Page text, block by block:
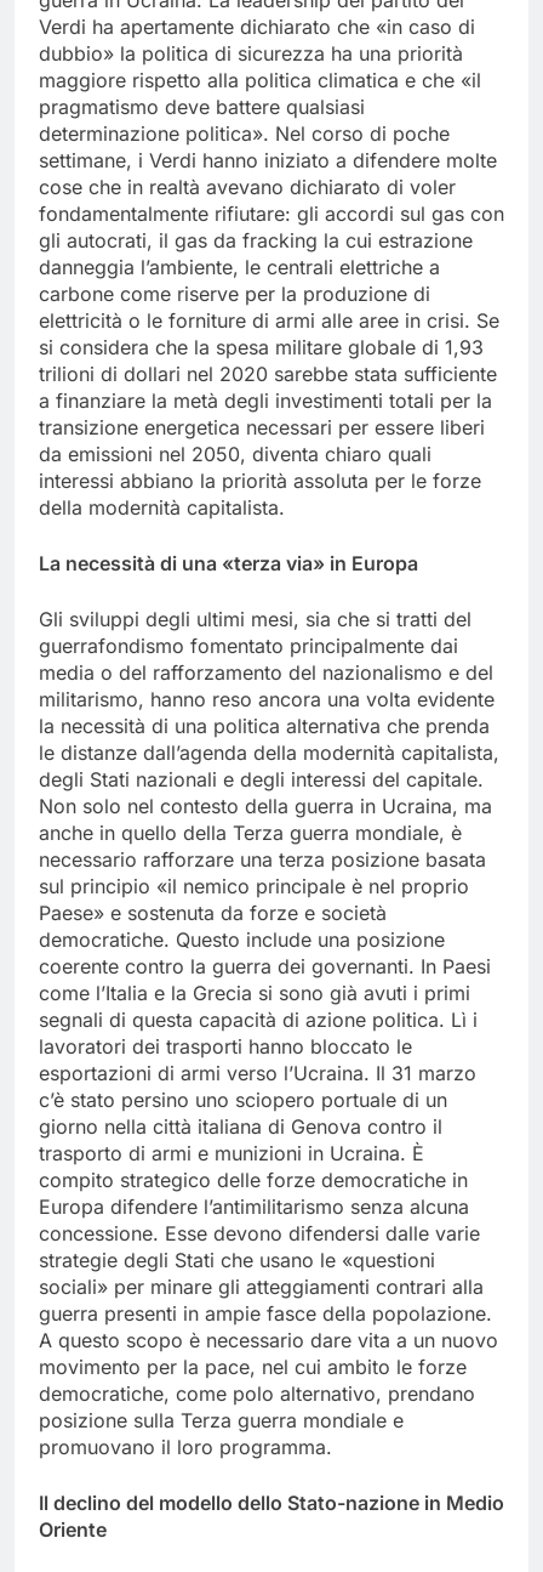
Verdi ha apertamente dichiarato che «in caso di
dubbio» la politica di sicurezza ha una priorità
maggiore rispetto alla politica climatica e che «il
pragmatismo deve battere qualsiasi
determinazione politica». Nel corso di poche
settimane, i Verdi hanno iniziato a difendere molte
cose che in realtà avevano dichiarato di voler
fondamentalmente rifiutare: gli accordi sul gas con
gli autocrati, il gas da fracking la cui estrazione
danneggia l’ambiente, le centrali elettriche a
carbone come riserve per la produzione di
elettricità o le forniture di armi alle aree in crisi. Se
si considera che la spesa militare globale di 1,93
trilioni di dollari nel 2020 sarebbe stata sufficiente
a finanziare la metà degli investimenti totali per la
transizione energetica necessari per essere liberi
da emissioni nel 2050, diventa chiaro quali
interessi abbiano la priorità assoluta per le forze
della modernità capitalista.
La necessità di una «terza via» in Europa
Gli sviluppi degli ultimi mesi, sia che si tratti del
guerrafondismo fomentato principalmente dai
media o del rafforzamento del nazionalismo e del
militarismo, hanno reso ancora una volta evidente
la necessità di una politica alternativa che prenda
le distanze dall’agenda della modernità capitalista,
degli Stati nazionali e degli interessi del capitale.
Non solo nel contesto della guerra in Ucraina, ma
anche in quello della Terza guerra mondiale, è
necessario rafforzare una terza posizione basata
sul principio «il nemico principale è nel proprio
Paese» e sostenuta da forze e società
democratiche. Questo include una posizione
coerente contro la guerra dei governanti. In Paesi
come l’Italia e la Grecia si sono già avuti i primi
segnali di questa capacità di azione politica. Lì i
lavoratori dei trasporti hanno bloccato le
esportazioni di armi verso l’Ucraina. Il 31 marzo
c’è stato persino uno sciopero portuale di un
giorno nella città italiana di Genova contro il
trasporto di armi e munizioni in Ucraina. È
compito strategico delle forze democratiche in
Europa difendere l’antimilitarismo senza alcuna
concessione. Esse devono difendersi dalle varie
strategie degli Stati che usano le «questioni
sociali» per minare gli atteggiamenti contrari alla
guerra presenti in ampie fasce della popolazione.
A questo scopo è necessario dare vita a un nuovo
movimento per la pace, nel cui ambito le forze
democratiche, come polo alternativo, prendano
posizione sulla Terza guerra mondiale e
promuovano il loro programma.
Il declino del modello dello Stato-nazione in Medio
Oriente